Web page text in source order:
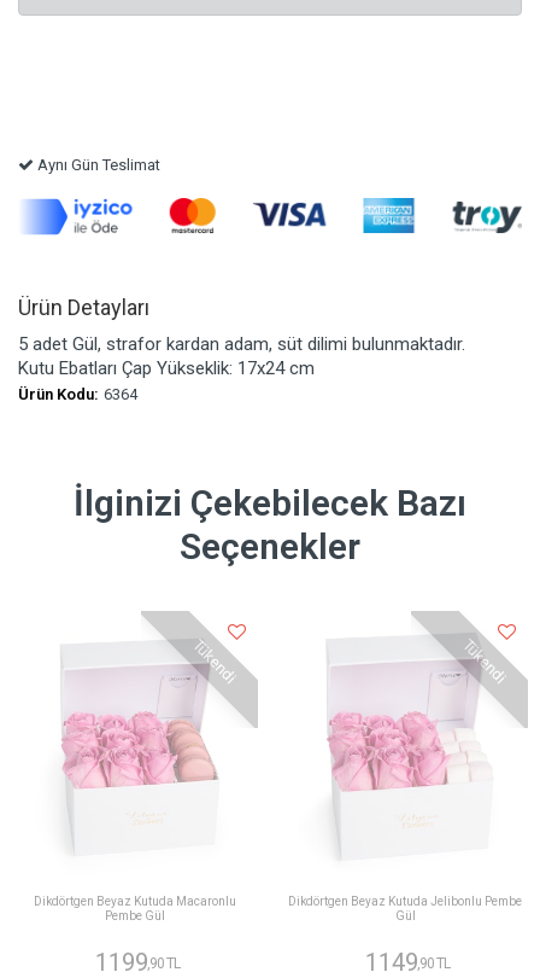
Aynı Gün Teslimat
Ürün Detayları
5 adet Gül, strafor kardan adam, süt dilimi bulunmaktadır.
Kutu Ebatları Çap Yükseklik: 17x24 cm
Ürün Kodu: 6364
İlginizi Çekebilecek Bazı
Seçenekler
Tükendi
Dikdörtgen Beyaz Kutuda Macaronlu
Pembe Gül
1199 ,90 TL
Tükendi
Dikdörtgen Beyaz Kutuda Jelibonlu Pembe
Gül
1149 ,90 TL